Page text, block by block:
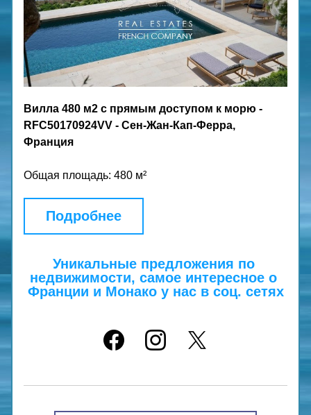
Вилла 480 м2 с прямым доступом к морю -
RFC50170924VV - Сен-Жан-Кап-Ферра,
Франция
Общая площадь: 480 м²
Подробнее
Уникальные предложения по
недвижимости, самое интересное о
Франции и Монако у нас в соц. сетях